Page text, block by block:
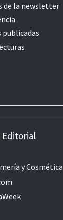
de la newsletter
publicadas
Editorial
y Cosmética